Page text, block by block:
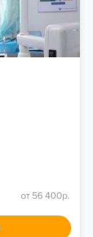
от 56 400р.